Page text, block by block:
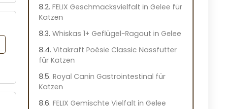
FELIX Geschmacksvielfalt in Gelee für
Katzen
Whiskas 1+ Geflügel-Ragout in Gelee
Vitakraft Poésie Classic Nassfutter
für Katzen
Royal Canin Gastrointestinal für
Katzen
FELIX Gemischte Vielfalt in Gelee